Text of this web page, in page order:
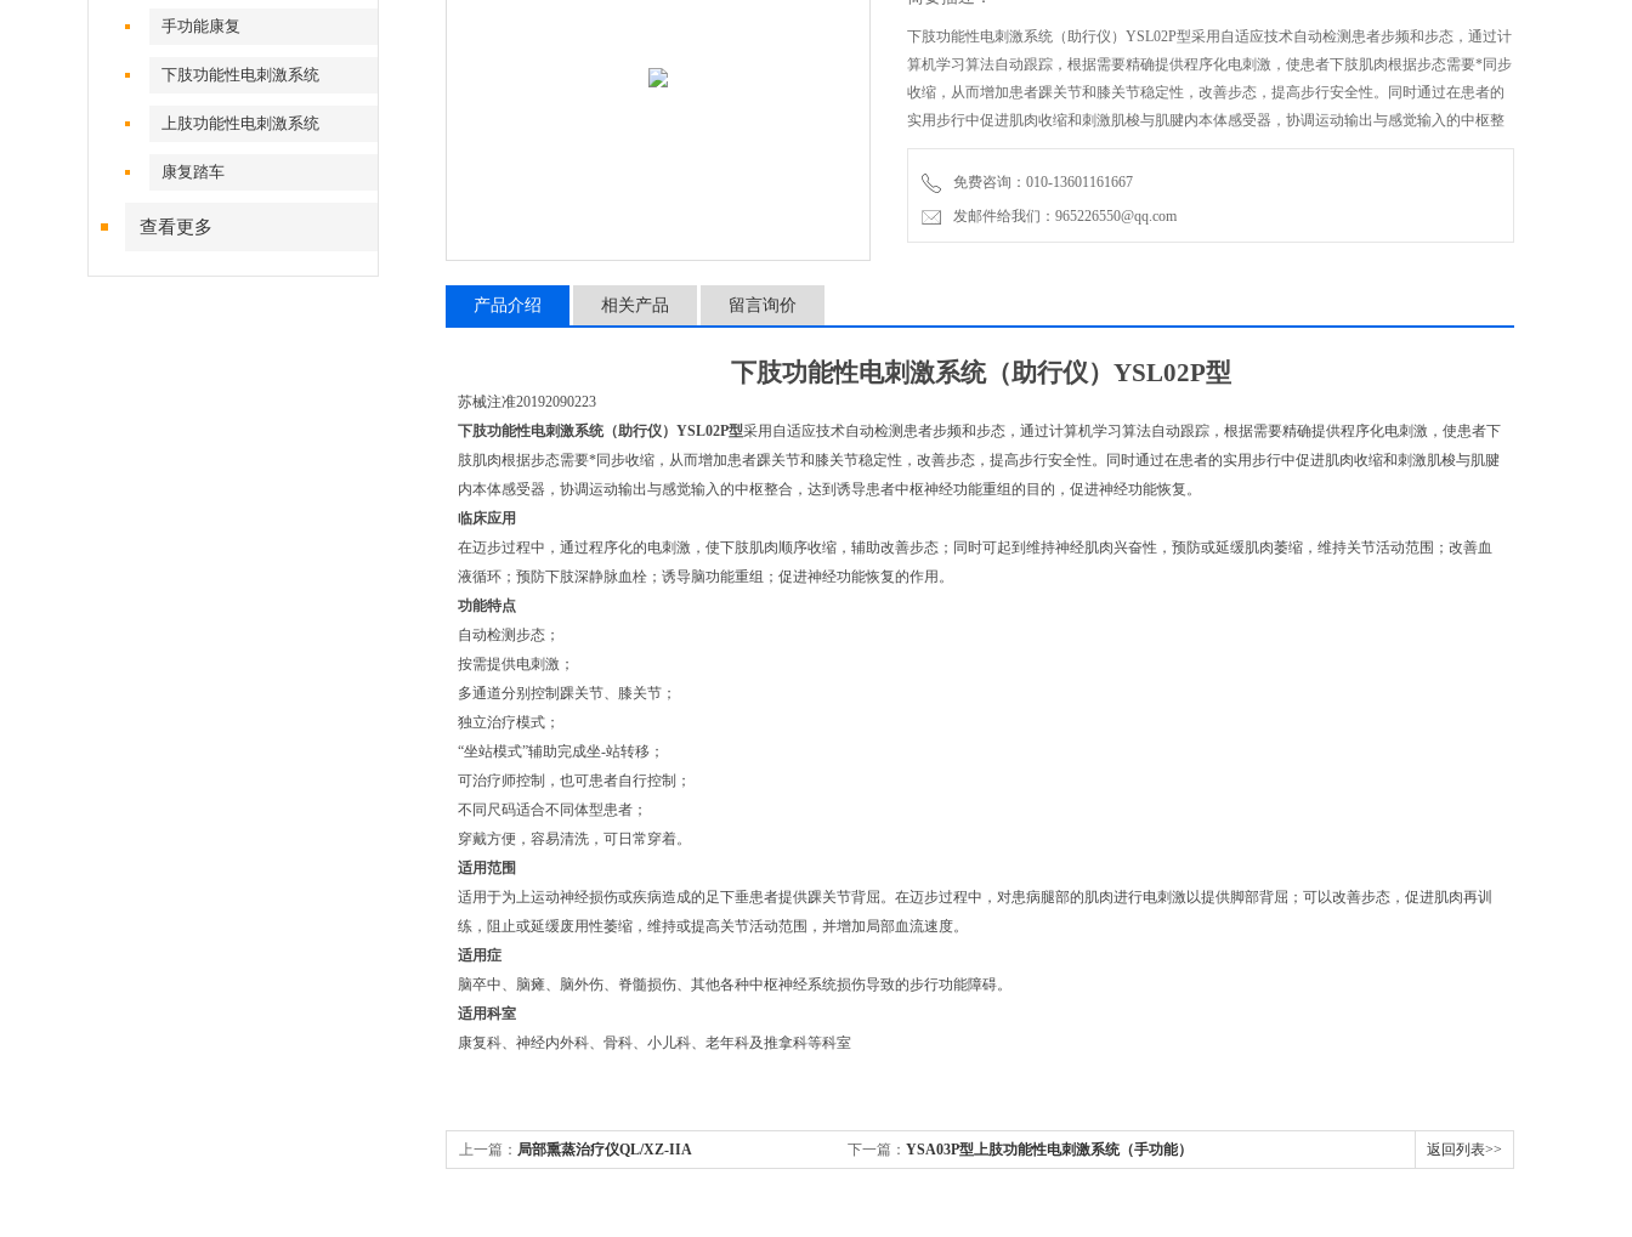
手功能康复
下肢功能性电刺激系统
上肢功能性电刺激系统
康复踏车
查看更多
下肢功能性电刺激系统（助行仪）YSL02P型采用自适应技术自动检测患者步频和步态，通过计
算机学习算法自动跟踪，根据需要精确提供程序化电刺激，使患者下肢肌肉根据步态需要*同步
收缩，从而增加患者踝关节和膝关节稳定性，改善步态，提高步行安全性。同时通过在患者的
实用步行中促进肌肉收缩和刺激肌梭与肌腱内本体感受器，协调运动输出与感觉输入的中枢整
合，达到诱导患者中枢神经功能重组的目的，促进神经功能恢复。
免费咨询：010-13601161667
发邮件给我们：965226550@qq.com
产品介绍 相关产品 留言询价
下肢功能性电刺激系统（助行仪）YSL02P型
苏械注准20192090223
下肢功能性电刺激系统（助行仪）YSL02P型采用自适应技术自动检测患者步频和步态，通过计算机学习算法自动跟踪，根据需要精确提供程序化电刺激，使患者下
肢肌肉根据步态需要*同步收缩，从而增加患者踝关节和膝关节稳定性，改善步态，提高步行安全性。同时通过在患者的实用步行中促进肌肉收缩和刺激肌梭与肌腱
内本体感受器，协调运动输出与感觉输入的中枢整合，达到诱导患者中枢神经功能重组的目的，促进神经功能恢复。
临床应用
在迈步过程中，通过程序化的电刺激，使下肢肌肉顺序收缩，辅助改善步态；同时可起到维持神经肌肉兴奋性，预防或延缓肌肉萎缩，维持关节活动范围；改善血
液循环；预防下肢深静脉血栓；诱导脑功能重组；促进神经功能恢复的作用。
功能特点
自动检测步态；
按需提供电刺激；
多通道分别控制踝关节、膝关节；
独立治疗模式；
“坐站模式”辅助完成坐-站转移；
可治疗师控制，也可患者自行控制；
不同尺码适合不同体型患者；
穿戴方便，容易清洗，可日常穿着。
适用范围
适用于为上运动神经损伤或疾病造成的足下垂患者提供踝关节背屈。在迈步过程中，对患病腿部的肌肉进行电刺激以提供脚部背屈；可以改善步态，促进肌肉再训
练，阻止或延缓废用性萎缩，维持或提高关节活动范围，并增加局部血流速度。
适用症
脑卒中、脑瘫、脑外伤、脊髓损伤、其他各种中枢神经系统损伤导致的步行功能障碍。
适用科室
康复科、神经内外科、骨科、小儿科、老年科及推拿科等科室
上一篇： 局部熏蒸治疗仪QL/XZ-IIA 下一篇： YSA03P型上肢功能性电刺激系统（手功能） 返回列表>>